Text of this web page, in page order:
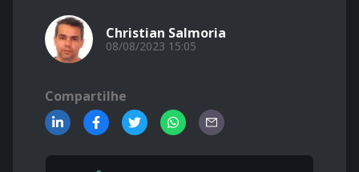
Christian Salmoria
08/08/2023 15:05
Compartilhe